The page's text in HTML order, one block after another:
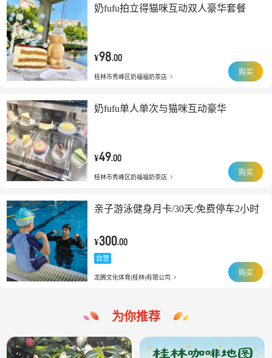
奶fufu拍立得猫咪互动双人豪华套餐
¥98.00
桂林市秀峰区奶福福奶茶店
购买
奶fufu单人单次与猫咪互动豪华
¥49.00
桂林市秀峰区奶福福奶茶店
购买
亲子游泳健身月卡/30天/免费停车2小时
¥300.00
自营
龙腾文化体育(桂林)有限公司
购买
为你推荐